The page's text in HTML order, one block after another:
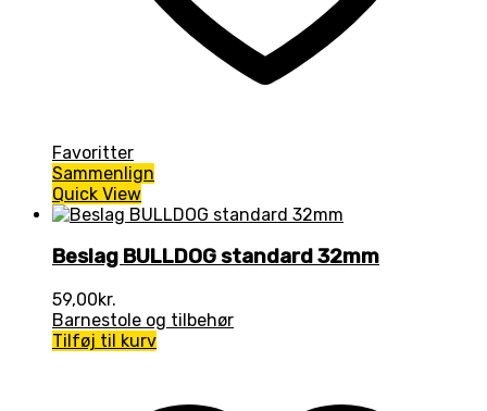
Favoritter
Sammenlign
Quick View
Beslag BULLDOG standard 32mm
59,00kr.
Barnestole og tilbehør
Tilføj til kurv